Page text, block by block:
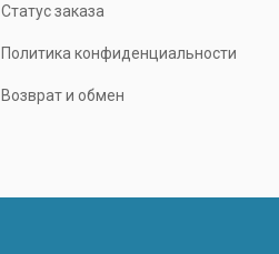
Статус заказа
Политика конфиденциальности
Возврат и обмен